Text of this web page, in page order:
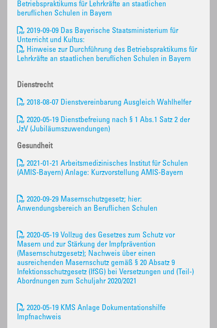
Betriebspraktikums für Lehrkräfte an staatlichen
beruflichen Schulen in Bayern
2019-09-09 Das Bayerische Staatsministerium für
Unterricht und Kultus:
Hinweise zur Durchführung des Betriebspraktikums für
Lehrkräfte an staatlichen beruflichen Schulen in Bayern
Dienstrecht
2018-08-07 Dienstvereinbarung Ausgleich Wahlhelfer
2020-05-19 Dienstbefreiung nach § 1 Abs.1 Satz 2 der
JzV (Jubiläumszuwendungen)
Gesundheit
2021-01-21 Arbeitsmedizinisches Institut für Schulen
(AMIS-Bayern) Anlage: Kurzvorstellung AMIS-Bayern
2020-09-29 Masernschutzgesetz; hier:
Anwendungsbereich an Beruflichen Schulen
2020-05-19 Vollzug des Gesetzes zum Schutz vor
Masern und zur Stärkung der Impfprävention
(Masernschutzgesetz); Nachweis über einen
ausreichenden Masernschutz gemäß § 20 Absatz 9
Infektionsschutzgesetz (IfSG) bei Versetzungen und (Teil-)
Abordnungen zum Schuljahr 2020/2021
2020-05-19 KMS Anlage Dokumentationshilfe
Impfnachweis